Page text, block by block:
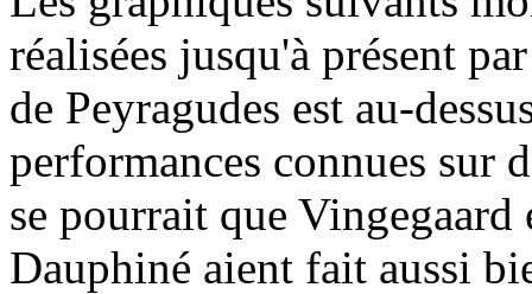
réalisées jusqu'à présent
de Peyragudes est au-
performances connues sur
se pourrait que Vingegaard
Dauphiné aient fait aussi